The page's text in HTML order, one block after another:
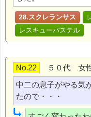
28.スクレランサス
レスキューパステル
No.22 ５０代 女
中二の息子がやる気
たので・・・